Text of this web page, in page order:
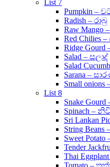
List 7
Pumpkin –
Radish – රාබු
Raw Mango
Red Chilies
Ridge
Salad – සලාද්
Salad
Sarana –
Small
List 8
Snake
Spinach –
Sri Lankan
String
Sweet
Tender
Thai
Tomato –